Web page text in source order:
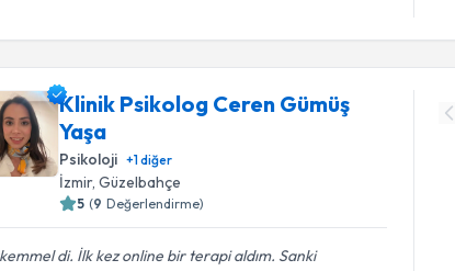
Klinik Psikolog Ceren Gümüş
Yaşa
Psikoloji +1diğer
İzmir, Güzelbahçe
5 (9 Değerlendirme)
di. İlk kez online bir terapi aldım. Sanki